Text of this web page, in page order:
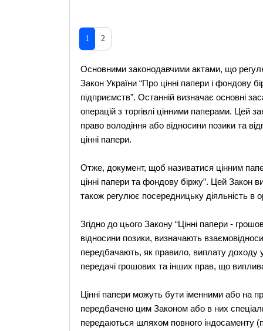
1 2
Основними законодавчими актами, що
Закон України “Про цінні папери і фондову
підприємств”. Останній визначає основні
операцій з торгівлі цінними паперами. Цей
право володіння або відносини позики та
цінні папери.
Отже, документ, щоб називатися цінним
цінні папери та фондову біржу”. Цей Закон
також регулює посередницьку діяльність в
Згідно до цього Закону “Цінні папери -
відносини позики, визначають
передбачають, як правило, виплату доходу
передачі грошових та інших прав, що
Цінні папери можуть бути іменними або на
передбачено цим Законом або в них
передаються шляхом повного індосаменту